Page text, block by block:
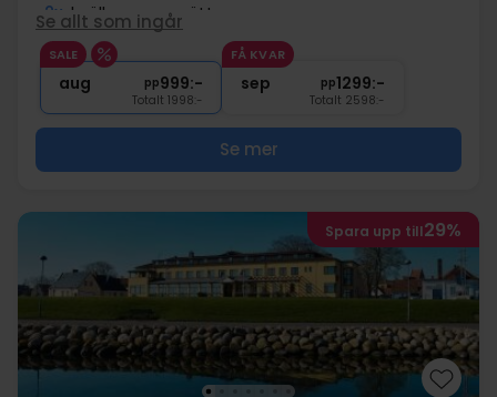
2x kvällens varmrätt
∞ Gratis internet
∞ Gratis parkering
Se allt som ingår
SALE
aug pp999:-
Totalt 1998:-
FÅ KVAR
sep pp1299:-
Totalt 2598:-
Se mer
Spara upp till29%